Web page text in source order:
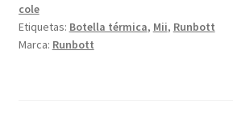
cole
Etiquetas: Botella térmica, Mii, Runbott
Marca: Runbott